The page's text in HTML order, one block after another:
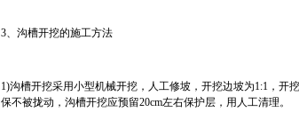
3、沟槽开挖的施工方法
1)沟槽开挖采用小型机械开挖，人工修坡，开挖边坡为1:1，开
保不被拢动，沟槽开挖应预留20cm左右保护层，用人工清理。